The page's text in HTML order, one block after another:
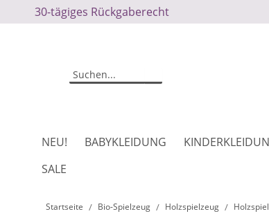
30-tägiges Rückgaberecht
NEU! BABYKLEIDUNG
SALE
Startseite Bio-Spielzeug Holzspielzeug